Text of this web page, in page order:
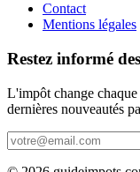
Contact
Mentions légales
Restez informé
L'impôt change
dernières nouveautés